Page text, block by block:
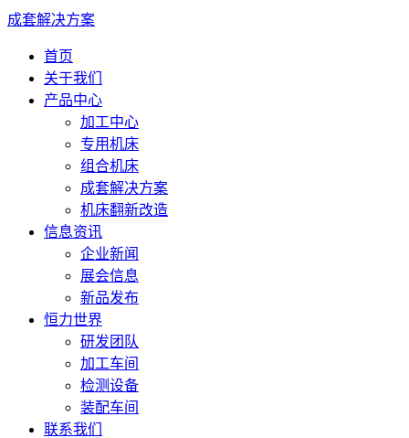
成套解决方案
首页
关于我们
产品中心
加工中心
专用机床
组合机床
成套解决方案
机床翻新改造
信息资讯
企业新闻
展会信息
新品发布
恒力世界
研发团队
加工车间
检测设备
装配车间
联系我们